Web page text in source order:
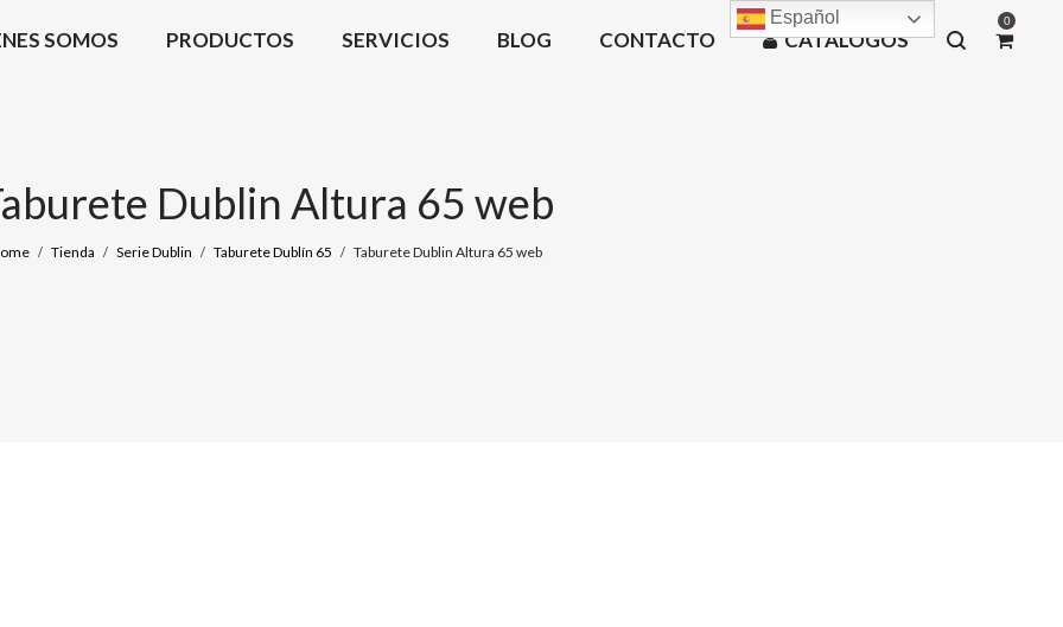
SOMOS PRODUCTOS SERVICIOS BLOG CONTACTO CATÁLOGOS
0
Dublin Altura 65 web
/ Tienda / Serie Dublin / Taburete Dublín 65 / Taburete Dublin Altura 65 web
Español